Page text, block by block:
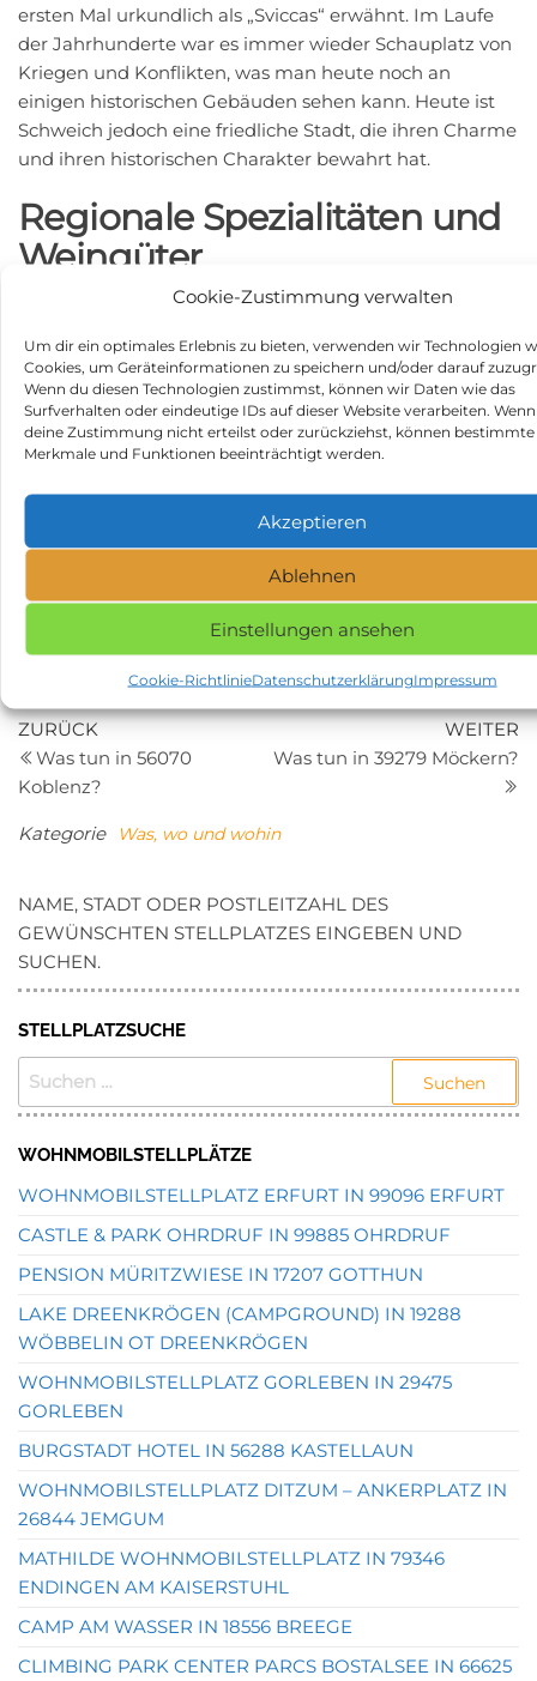
Cookie-Zustimmung verwalten
Um dir ein optimales Erlebnis zu bieten, verwenden wir Technologien
Cookies, um Geräteinformationen zu speichern und/oder darauf
Wenn du diesen Technologien zustimmst, können wir Daten wie das
Surfverhalten oder eindeutige IDs auf dieser Website verarbeiten.
deine Zustimmung nicht erteilst oder zurückziehst, können bestimmte
Merkmale und Funktionen beeinträchtigt werden.
Akzeptieren
Ablehnen
Einstellungen ansehen
Cookie-RichtlinieDatenschutzerklärungImpressum
ersten Mal urkundlich als „Sviccas“ erwähnt. Im Laufe
der Jahrhunderte war es immer wieder Schauplatz von
Kriegen und Konflikten, was man heute noch an
einigen historischen Gebäuden sehen kann. Heute ist
Schweich jedoch eine friedliche Stadt, die ihren Charme
und ihren historischen Charakter bewahrt hat.
Regionale Spezialitäten und
Weingüter
Die Region rund um Schweich ist bekannt für ihre
Weingüter bieten Weinproben und Kellerführungen an.
Auch der Bauernmarkt in Schweich lohnt sich für einen
Besuch. Dort können Sie regionale Produkte wie Obst,
Gemüse, Käse und Wurstwaren kaufen. Neben den
zu der zum Beispiel Saumagen, Hunsrücker
Spießbraten, Döppekooche (ein Kartoffelgericht) und
verschiedene Wildspezialitäten gehören.
Ob Geschichte, Natur, Sport oder Kulinarik, die Region
Schweich hat viel zu bieten und garantiert einen
abwechslungsreichen und interessanten Urlaub mit
dem Wohnmobil.
Beitragsnavigation
Vorheriger
Beitrag
ZURÜCK
Was tun in 56070
Koblenz?
WEITER
Was tun in 39279 Möckern?
Kategorie Was, wo und wohin
NAME, STADT ODER POSTLEITZAHL DES
GEWÜNSCHTEN STELLPLATZES EINGEBEN UND
SUCHEN.
STELLPLATZSUCHE
SUCHEN
WOHNMOBILSTELLPLÄTZE
WOHNMOBILSTELLPLATZ ERFURT IN 99096 ERFURT
CASTLE & PARK OHRDRUF IN 99885 OHRDRUF
PENSION MÜRITZWIESE IN 17207 GOTTHUN
LAKE DREENKRÖGEN (CAMPGROUND) IN 19288
WÖBBELIN OT DREENKRÖGEN
WOHNMOBILSTELLPLATZ GORLEBEN IN 29475
GORLEBEN
BURGSTADT HOTEL IN 56288 KASTELLAUN
WOHNMOBILSTELLPLATZ DITZUM – ANKERPLATZ IN
26844 JEMGUM
MATHILDE WOHNMOBILSTELLPLATZ IN 79346
ENDINGEN AM KAISERSTUHL
CAMP AM WASSER IN 18556 BREEGE
CLIMBING PARK CENTER PARCS BOSTALSEE IN 66625